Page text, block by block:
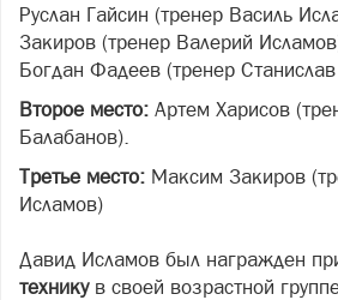
Руслан Гайсин (тренер Василь
Закиров (тренер Валерий
Богдан Фадеев (тренер
Второе место: Артем Харисов
Балабанов).
Третье место: Максим Закиров
Исламов)
Давид Исламов был награжден
техникув своей возрастной